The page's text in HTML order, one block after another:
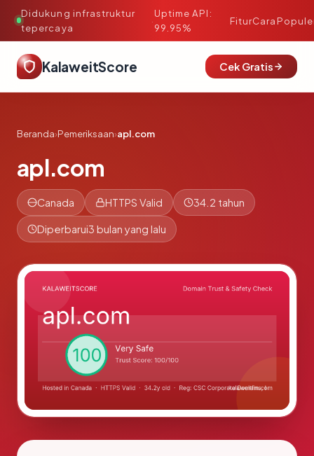
Didukung infrastruktur
tepercaya
·
Uptime API:
99.95%
FiturCara
KalaweitScore Cek Gratis
Beranda›Pemeriksaan›apl.com
apl.com
Canada HTTPS Valid 34.2 tahun
Diperbarui3 bulan yang lalu